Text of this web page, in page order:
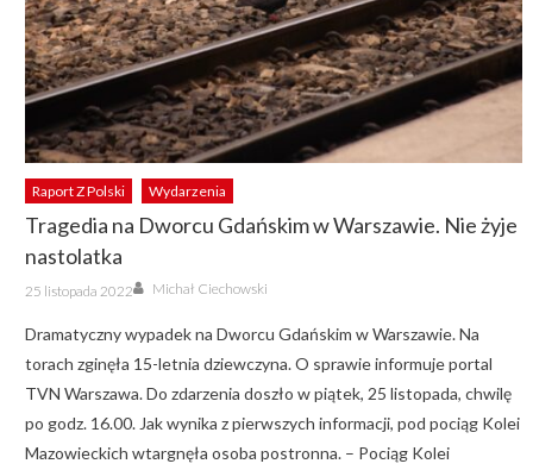
Raport Z Polski Wydarzenia
Tragedia na Dworcu Gdańskim w Warszawie. Nie żyje
nastolatka
Posted
on
25 listopada 2022 Author
Michał Ciechowski
Dramatyczny wypadek na Dworcu Gdańskim w Warszawie. Na
torach zginęła 15-letnia dziewczyna. O sprawie informuje portal
TVN Warszawa. Do zdarzenia doszło w piątek, 25 listopada, chwilę
po godz. 16.00. Jak wynika z pierwszych informacji, pod pociąg Kolei
Mazowieckich wtargnęła osoba postronna. – Pociąg Kolei